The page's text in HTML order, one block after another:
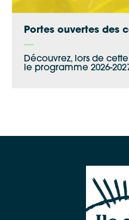
Portes ouvertes des
Découvrez, lors de
le programme 2026-